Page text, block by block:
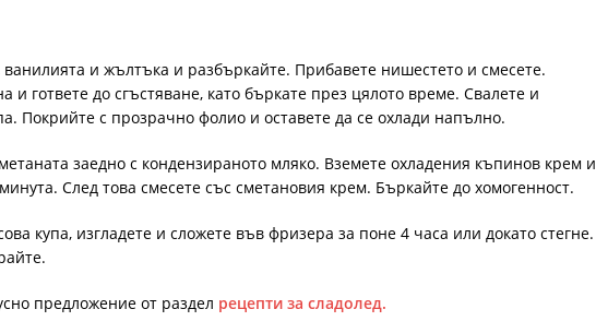
ванилията и жълтъка и разбъркайте. Прибавете нишестето и смесете.
и гответе до сгъстяване, като бъркате през цялото време. Свалете и
Покрийте с прозрачно фолио и оставете да се охлади напълно.
заедно с кондензираното мляко. Вземете охладения къпинов крем и
След това смесете със сметановия крем. Бъркайте до хомогенност.
купа, изгладете и сложете във фризера за поне 4 часа или докато стегне.
предложение от раздел рецепти за сладолед.